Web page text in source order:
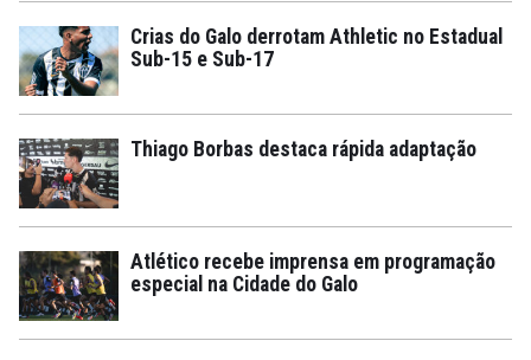
Crias do Galo derrotam Athletic no Estadual
Sub-15 e Sub-17
Thiago Borbas destaca rápida adaptação
Atlético recebe imprensa em programação
especial na Cidade do Galo